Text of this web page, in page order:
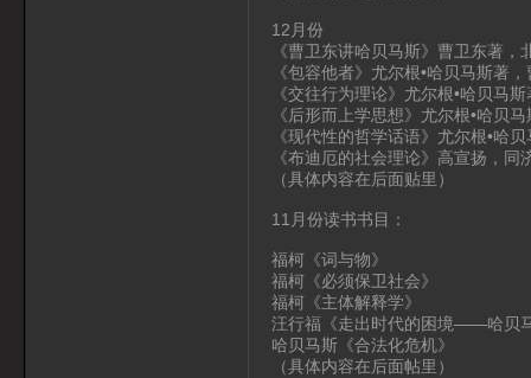
12月份
《曹卫东讲哈贝马斯》曹卫东著，
《包容他者》尤尔根•哈贝马斯著
《交往行为理论》尤尔根•哈贝马
《后形而上学思想》尤尔根•哈贝
《现代性的哲学话语》尤尔根•哈
《布迪厄的社会理论》高宣扬，
（具体内容在后面贴里）
11月份读书书目：
福柯《词与物》
福柯《必须保卫社会》
福柯《主体解释学》
汪行福《走出时代的困境——哈贝
哈贝马斯《合法化危机》
（具体内容在后面帖里）